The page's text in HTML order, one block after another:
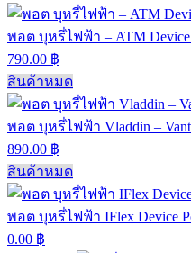
พอต บุหรี่ไฟฟ้า – ATM Device
790.00 ฿
สินค้าหมด
พอต บุหรี่ไฟฟ้า Vladdin –
890.00 ฿
สินค้าหมด
พอต บุหรี่ไฟฟ้า IFlex Device
0.00 ฿